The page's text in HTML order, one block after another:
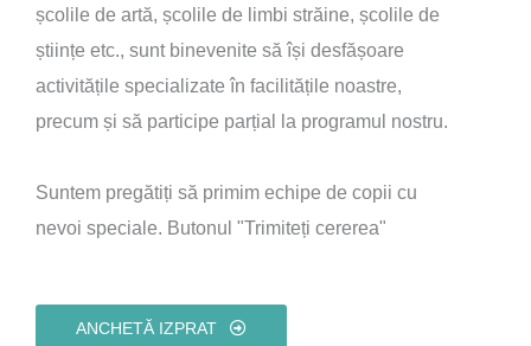
școlile de artă, școlile de limbi străine, școlile de
științe etc., sunt binevenite să își desfășoare
activitățile specializate în facilitățile noastre,
precum și să participe parțial la programul nostru.
Suntem pregătiți să primim echipe de copii cu
nevoi speciale. Butonul "Trimiteți cererea"
ANCHETĂ IZPRAT